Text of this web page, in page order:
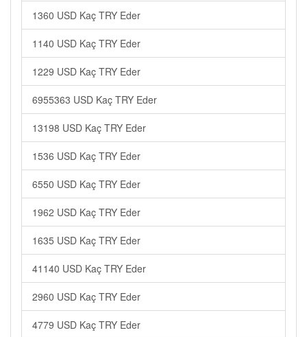
1360 USD Kaç TRY Eder
1140 USD Kaç TRY Eder
1229 USD Kaç TRY Eder
6955363 USD Kaç TRY Eder
13198 USD Kaç TRY Eder
1536 USD Kaç TRY Eder
6550 USD Kaç TRY Eder
1962 USD Kaç TRY Eder
1635 USD Kaç TRY Eder
41140 USD Kaç TRY Eder
2960 USD Kaç TRY Eder
4779 USD Kaç TRY Eder